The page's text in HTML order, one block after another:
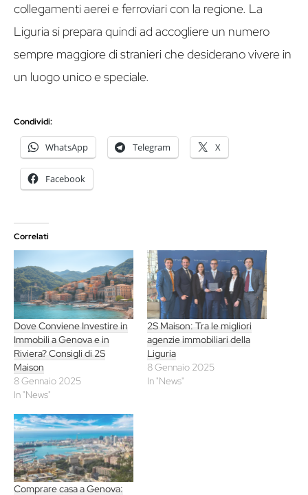
collegamenti aerei e ferroviari con la regione. La
Liguria si prepara quindi ad accogliere un numero
sempre maggiore di stranieri che desiderano vivere in
un luogo unico e speciale.
Condividi:
WhatsApp Telegram X
Facebook
Correlati
Dove Conviene Investire in
Immobili a Genova e in
Riviera? Consigli di 2S
Maison
8 Gennaio 2025
In "News"
2S Maison: Tra le migliori
agenzie immobiliari della
Liguria
8 Gennaio 2025
In "News"
Comprare casa a Genova: